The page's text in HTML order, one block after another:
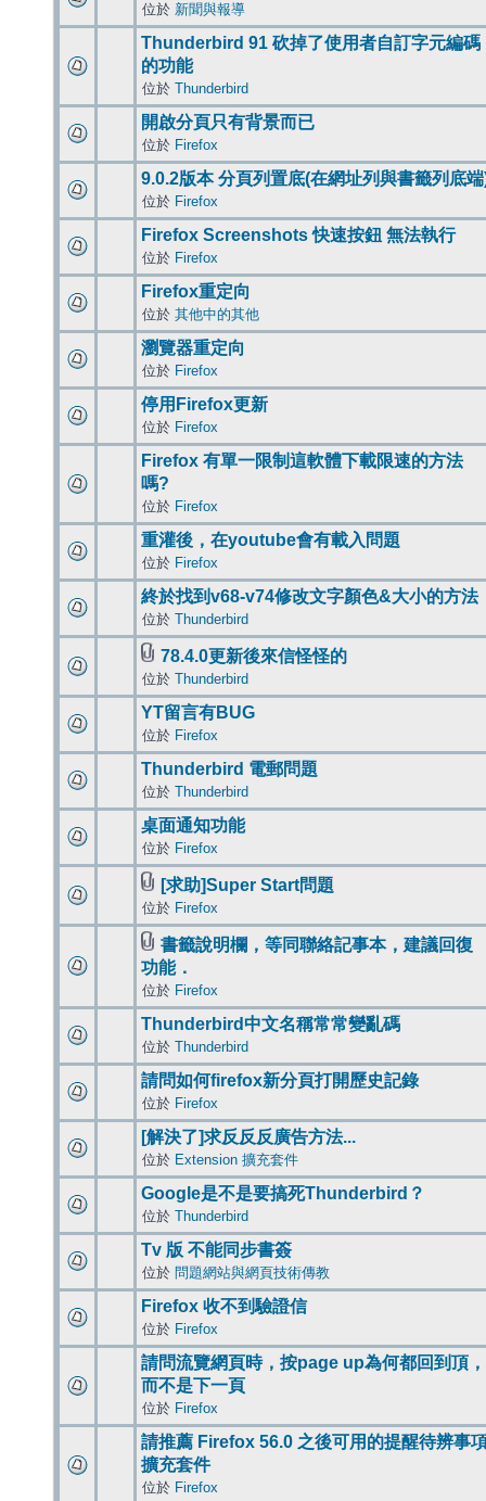
位於 新聞與報導
Thunderbird 91 砍掉了使用者自訂字元編碼
的功能
位於 Thunderbird
開啟分頁只有背景而已
位於 Firefox
9.0.2版本 分頁列置底(在網址列與書籤列底
位於 Firefox
Firefox Screenshots 快速按鈕 無法執行
位於 Firefox
Firefox重定向
位於 其他中的其他
瀏覽器重定向
位於 Firefox
停用Firefox更新
位於 Firefox
Firefox 有單一限制這軟體下載限速的方法
嗎?
位於 Firefox
重灌後，在youtube會有載入問題
位於 Firefox
終於找到v68-v74修改文字顏色&大小的方法
位於 Thunderbird
78.4.0更新後來信怪怪的
位於 Thunderbird
YT留言有BUG
位於 Firefox
Thunderbird 電郵問題
位於 Thunderbird
桌面通知功能
位於 Firefox
[求助]Super Start問題
位於 Firefox
書籤說明欄，等同聯絡記事本，建議回復
功能．
位於 Firefox
Thunderbird中文名稱常常變亂碼
位於 Thunderbird
請問如何firefox新分頁打開歷史記錄
位於 Firefox
[解決了]求反反反廣告方法...
位於 Extension 擴充套件
Google是不是要搞死Thunderbird？
位於 Thunderbird
Tv 版 不能同步書簽
位於 問題網站與網頁技術傳教
Firefox 收不到驗證信
位於 Firefox
請問流覽網頁時，按page up為何都回到頂，
而不是下一頁
位於 Firefox
請推薦 Firefox 56.0 之後可用的提醒待辨事
擴充套件
位於 Firefox